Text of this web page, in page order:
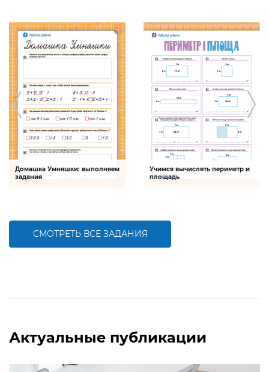
Домашка Умняшки: выполняем
задания
Учимся вычислять периметр и
площадь
площадь
СМОТРЕТЬ ВСЕ ЗАДАНИЯ
Актуальные публикации